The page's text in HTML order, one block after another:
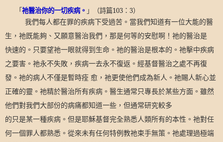
「祂醫治你的一切疾病。 」（詩篇103 ： 3）
我們每人都在罪的疾病下受過苦。當我們知道有一位大能的醫
生，祂既能夠、又願意醫治我們，那是何等的安慰啊！祂的醫治是
快速的。只要望祂一眼就得到生命。祂的醫治是根本的。祂擊中疾病
之要害。祂永不失敗，疾病一去永不復返。經基督醫治之處不再復
發。祂的病人不僅是暫時痊 愈，祂更使他們成為新人。祂賜人新心並
正確的靈。祂精於醫治所有疾病。醫生通常只專長於某些方面。雖然
他們對我們大部份的病痛都知道一些，但通常研究較多
的只是某一種疾病。但是耶穌基督完全熟悉人類所有的本性。祂對任
何一個罪人都熟悉。從來未有任何特例教祂束手無策。祂處理過極端